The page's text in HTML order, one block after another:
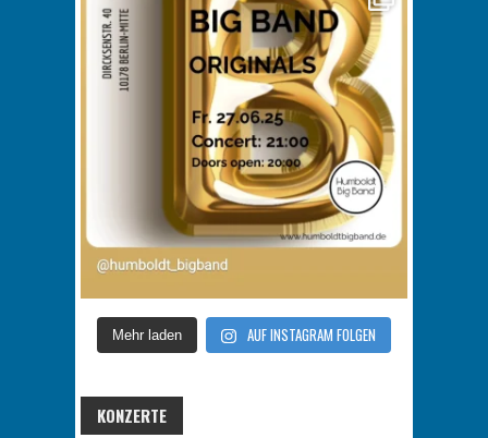
Mehr laden AUF INSTAGRAM FOLGEN
KONZERTE